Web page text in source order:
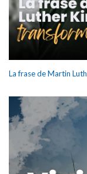
La frase de Martin